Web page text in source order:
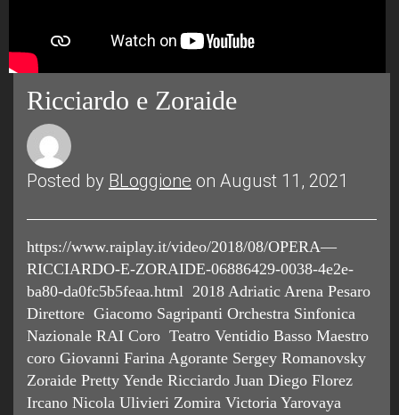
Ricciardo e Zoraide
Posted by BLoggione on August 11, 2021
https://www.raiplay.it/video/2018/08/OPERA—
RICCIARDO-E-ZORAIDE-06886429-0038-4e2e-
ba80-da0fc5b5feaa.html 2018 Adriatic Arena Pesaro
Direttore Giacomo Sagripanti Orchestra Sinfonica
Nazionale RAI Coro Teatro Ventidio Basso Maestro
coro Giovanni Farina Agorante Sergey Romanovsky
Zoraide Pretty Yende Ricciardo Juan Diego Florez
Ircano Nicola Ulivieri Zomira Victoria Yarovaya